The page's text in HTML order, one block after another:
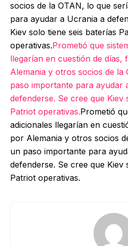
socios de la OTAN, lo que
para ayudar a Ucrania a
Kiev solo tiene seis baterías
operativas.Prometió que
llegarían en cuestión de días,
Alemania y otros socios de la
paso importante para ayudar
defenderse. Se cree que Kiev
Patriot operativas.Prometió
adicionales llegarían en
por Alemania y otros socios
un paso importante para
defenderse. Se cree que Kiev
Patriot operativas.